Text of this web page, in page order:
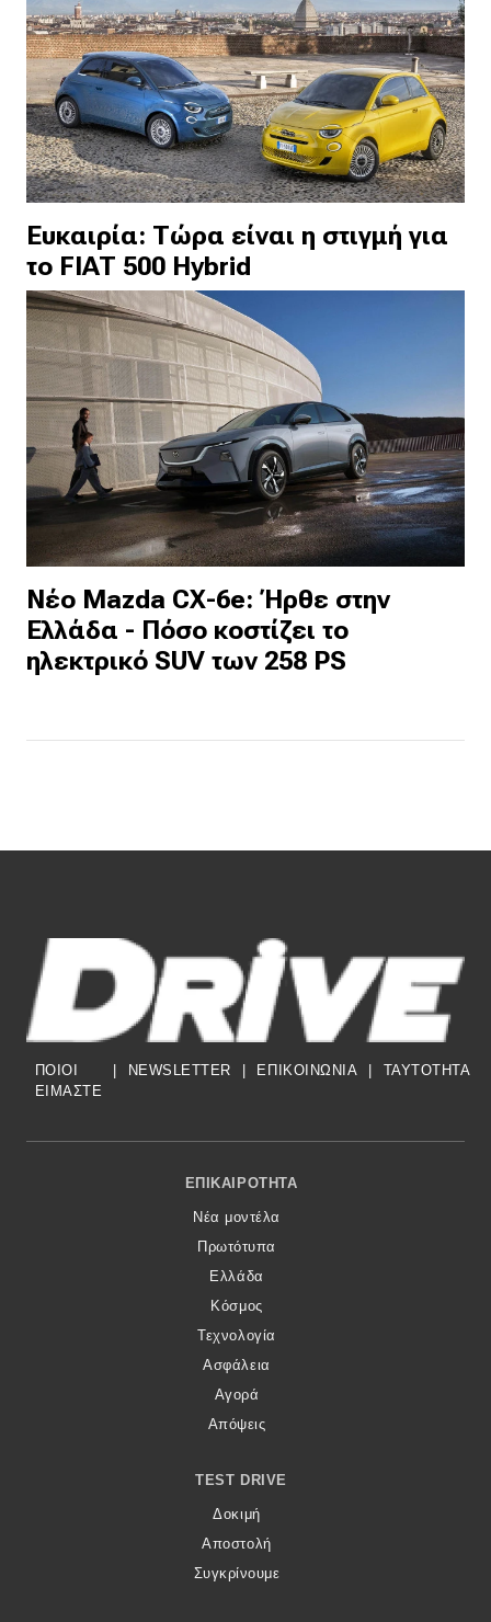
Ευκαιρία: Τώρα είναι η στιγμή για
το FIAT 500 Hybrid
Νέο Mazda CX-6e: Ήρθε στην
Ελλάδα - Πόσο κοστίζει το
ηλεκτρικό SUV των 258 PS
ΠΟΙΟΙ
ΕΙΜΑΣΤΕ
NEWSLETTER ΕΠΙΚΟΙΝΩΝΙΑ TAYTOTHTA
Footer Menu
ΕΠΙΚΑΙΡΌΤΗΤΑ
Νέα μοντέλα
Πρωτότυπα
Ελλάδα
Κόσμος
Τεχνολογία
Ασφάλεια
Αγορά
Απόψεις
TEST DRIVE
Δοκιμή
Αποστολή
Συγκρίνουμε